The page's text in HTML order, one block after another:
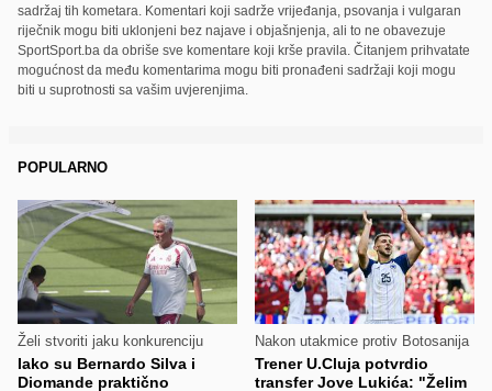
sadržaj tih kometara. Komentari koji sadrže vrijeđanja, psovanja i vulgaran
riječnik mogu biti uklonjeni bez najave i objašnjenja, ali to ne obavezuje
SportSport.ba da obriše sve komentare koji krše pravila. Čitanjem prihvatate
mogućnost da među komentarima mogu biti pronađeni sadržaji koji mogu
biti u suprotnosti sa vašim uvjerenjima.
POPULARNO
Želi stvoriti jaku konkurenciju
Iako su Bernardo Silva i
Diomande praktično
Nakon utakmice protiv Botosanija
Trener U.Cluja potvrdio
transfer Jove Lukića: "Želim